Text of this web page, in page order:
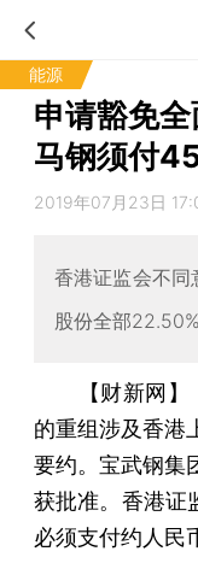
能源
申请豁免
马钢须付
2019年07月23日
香港证监会不
股份全部
【财新网
的重组涉及香港
要约。宝武钢集
获批准。香港证
必须支付约人民